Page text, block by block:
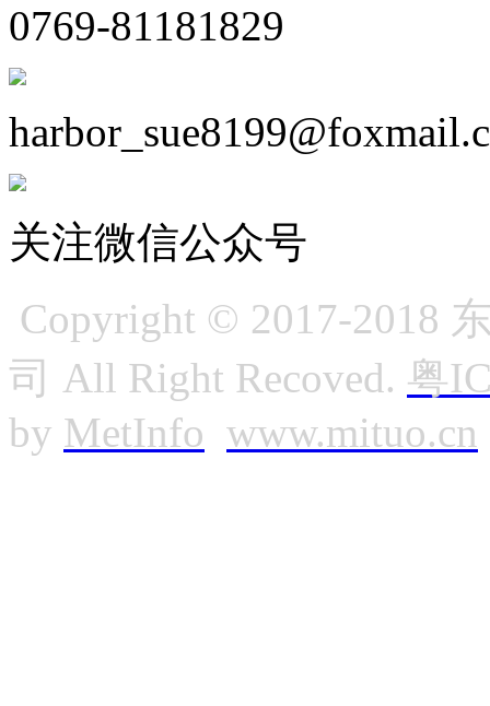
0769-81181829
关注微信公众号
Copyright © 2017-2018
司 All Right Recoved. 粤
by MetInfo www.mituo.cn